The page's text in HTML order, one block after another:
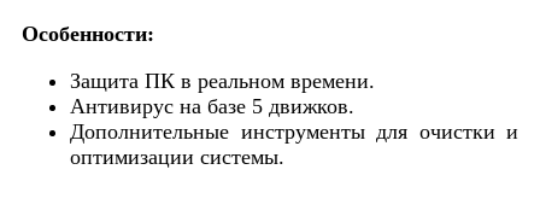
Особенности:
Защита ПК в реальном времени.
Антивирус на базе 5 движков.
Дополнительные инструменты для очистки и
оптимизации системы.